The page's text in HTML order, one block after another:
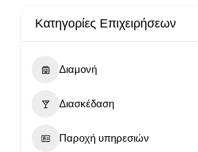
Κατηγορίες Επιχειρήσεων
Διαμονή
Διασκέδαση
Παροχή υπηρεσιών